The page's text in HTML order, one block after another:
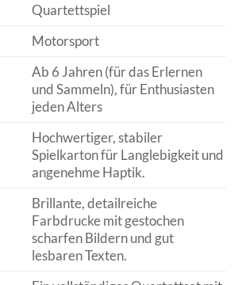
Quartettspiel
Motorsport
Ab 6 Jahren (für das Erlernen
und Sammeln), für Enthusiasten
jeden Alters
Hochwertiger, stabiler
Spielkarton für Langlebigkeit und
angenehme Haptik.
Brillante, detailreiche
Farbdrucke mit gestochen
scharfen Bildern und gut
lesbaren Texten.